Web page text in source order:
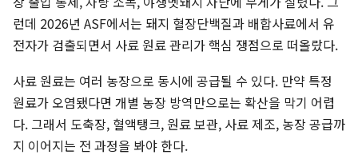
런데 2026년 ASF에서는 돼지 혈장단백질과 배합사료에서 유
전자가 검출되면서 사료 원료 관리가 핵심 쟁점으로 떠올랐다.
사료 원료는 여러 농장으로 동시에 공급될 수 있다. 만약 특정
원료가 오염됐다면 개별 농장 방역만으로는 확산을 막기 어렵
다. 그래서 도축장, 혈액탱크, 원료 보관, 사료 제조, 농장 공급까
지 이어지는 전 과정을 봐야 한다.